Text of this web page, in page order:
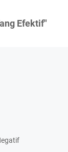
Efektif"